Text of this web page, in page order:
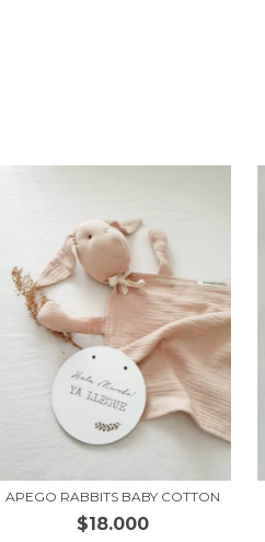
APEGO RABBITS BABY COTTON
$18.000